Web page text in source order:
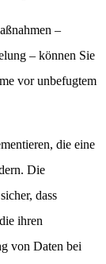
–
– können Sie
vor unbefugtem
die eine
Die
dass
ihren
von Daten bei